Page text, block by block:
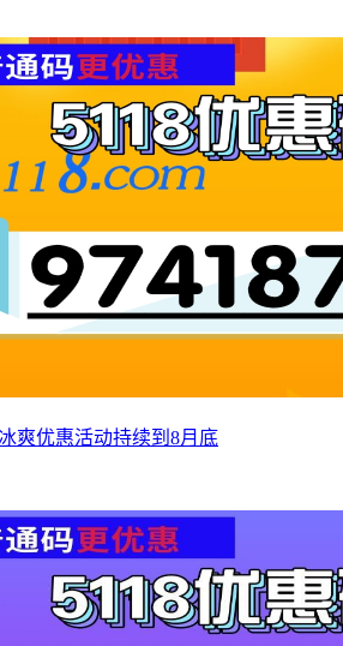
爽优惠活动持续到8月底